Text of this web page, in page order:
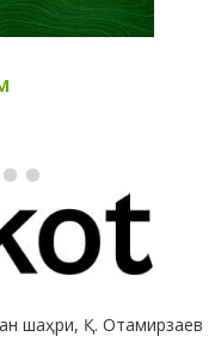
шаҳри, Қ. Отамирзаев